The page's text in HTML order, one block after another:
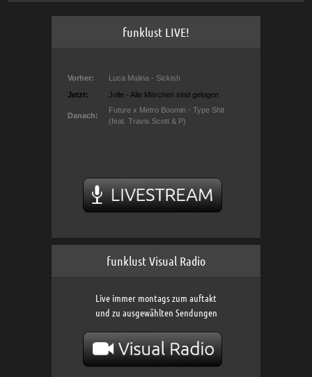
funklust LIVE!
funklust Visual Radio
Live immer montags zum auftakt
und zu ausgewählten Sendungen